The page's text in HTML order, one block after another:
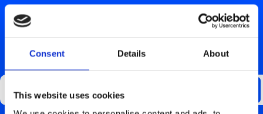
Consent Details About
This website uses cookies
BLIJF OP DE HOOGTE!